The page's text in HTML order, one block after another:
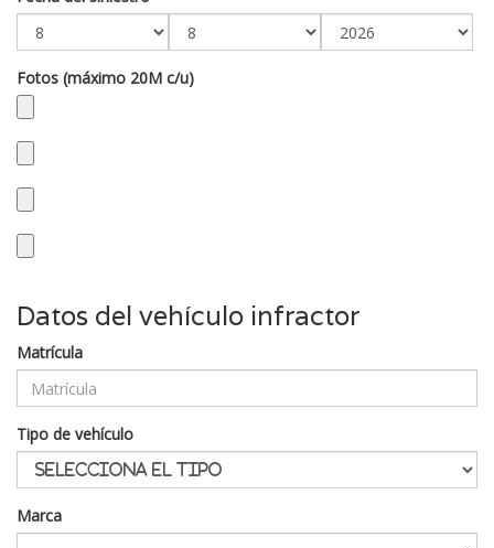
Fotos (máximo 20M c/u)
Datos del vehículo infractor
Matrícula
Tipo de vehículo
Marca